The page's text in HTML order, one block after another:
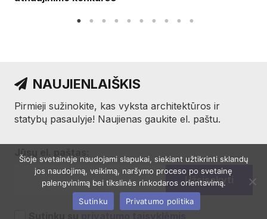
NAUJIENLAIŠKIS
Pirmieji sužinokite, kas vyksta architektūros ir
statybų pasaulyje! Naujienas gaukite el. paštu.
Jūsų el. paštas:
Šioje svetainėje naudojami slapukai, siekiant užtikrinti sklandų
jos naudojimą, veikimą, naršymo proceso po svetainę
palengvinimą bei tikslinės rinkodaros orientavimą.
Sutinku
Privatumo politika